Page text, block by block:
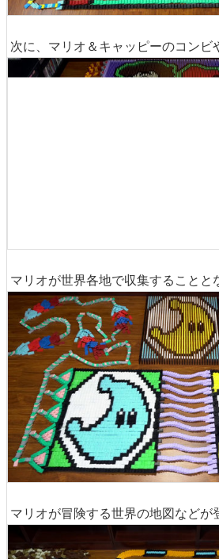
次に、マリオ＆キャッピーのコン
マリオが世界各地で収集することと
マリオが冒険する世界の地図などが